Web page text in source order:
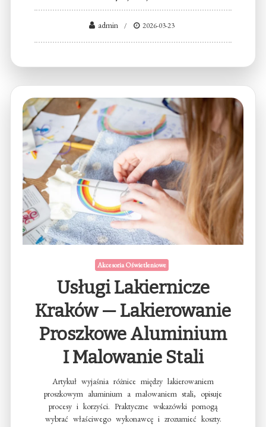
admin 2026-03-23
Akcesoria Oświetleniowe
Usługi Lakiernicze
Kraków — Lakierowanie
Proszkowe Aluminium
I Malowanie Stali
Artykuł wyjaśnia różnice między lakierowaniem
proszkowym aluminium a malowaniem stali, opisuje
procesy i korzyści. Praktyczne wskazówki pomogą
wybrać właściwego wykonawcę i zrozumieć koszty.